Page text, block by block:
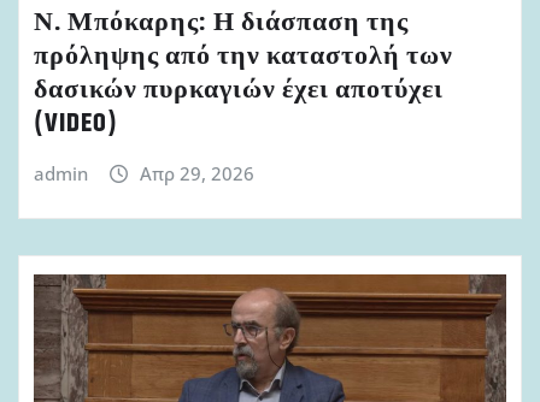
Ν. Μπόκαρης: Η διάσπαση της
πρόληψης από την καταστολή των
δασικών πυρκαγιών έχει αποτύχει
(VIDEO)
admin Απρ 29, 2026